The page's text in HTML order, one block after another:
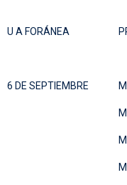
U A FORÁNEA
6 DE SEPTIEMBRE